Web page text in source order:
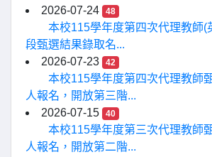
2026-07-24
48
本校115學年度第四次代理教師(
段甄選結果錄取名...
2026-07-23
42
本校115學年度第四次代理教師
人報名，開放第三階...
2026-07-15
40
本校115學年度第三次代理教師
人報名，開放第二階...